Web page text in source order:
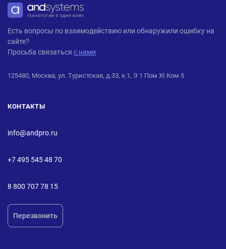
ANDPRO
Есть вопросы по взаимодействию или обнаружили ошибку на
сайте?
Просьба связаться с нами
125480, Москва, ул. Туристская, д.33, к.1, Э 1 Пом XI Ком 5
КОНТАКТЫ
info@andpro.ru
+7 495 545 48 70
8 800 707 78 15
Перезвонить